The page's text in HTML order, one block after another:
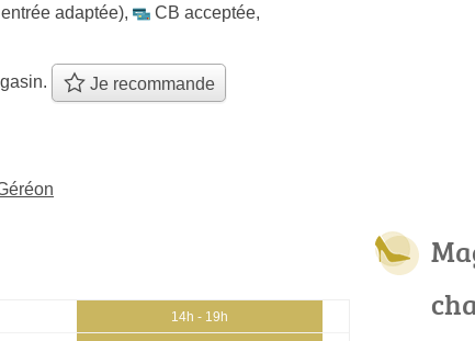
adaptée), CB acceptée,
Je recommande
14h - 19h